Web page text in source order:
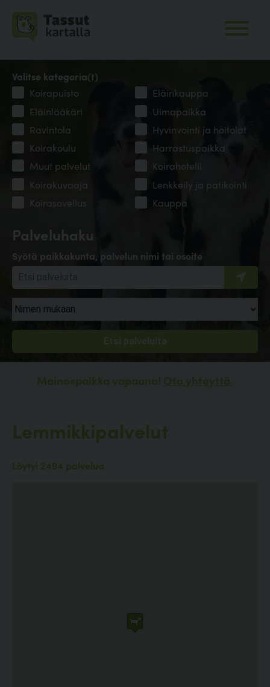
Palveluhaku
Syötä paikkakunta, palvelun nimi tai osoite
Valitse kategoria(t)
Koirapuisto
Eläinkauppa
Eläinlääkäri
Uimapaikka
Ravintola
Hyvinvointi ja hoitolat
Koirakoulu
Harrastuspaikka
Muut palvelut
Koirahotelli
Koirakuvaaja
Lenkkeily ja patikointi
Koirasovellus
Kauppa
Mainospaikka vapaana! Ota yhteyttä.
Lemmikkipalvelut
Löytyi 2494 palvelua